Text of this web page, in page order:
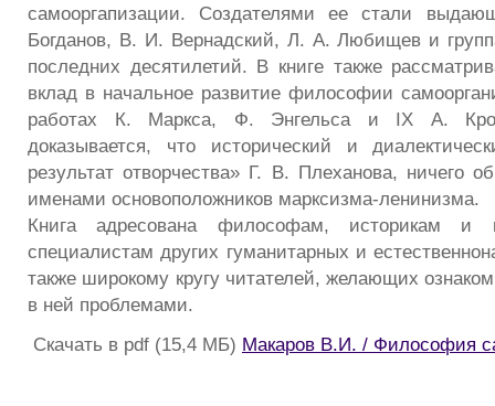
самооргапизации. Создателями ее стали
Богданов, В. И. Вернадский, Л. А. Любищев и
последних десятилетий. В книге также
вклад в начальное развитие философии
работах К. Маркса, Ф. Энгельса и IX А.
доказывается, что исторический и
результат отворчества» Г. В. Плеханова, ничего
именами основоположников марксизма-ленинизма.
Книга адресована философам, историкам и
специалистам других гуманитарных и
также широкому кругу читателей, желающих
в ней проблемами.
Скачать в pdf (15,4 МБ) Макаров В.И. / Философия